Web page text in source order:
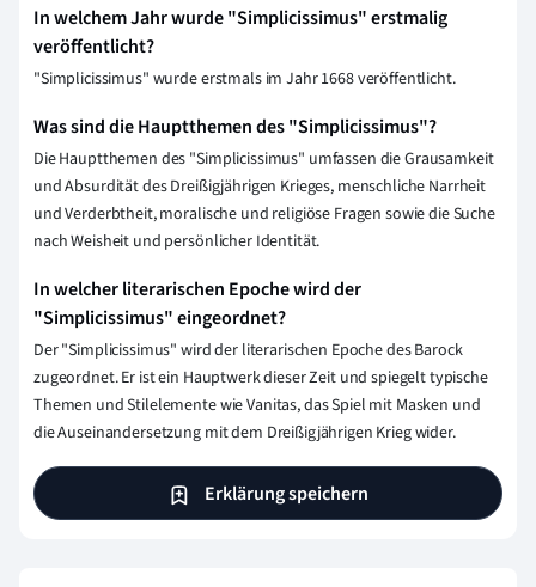
In welchem Jahr wurde "Simplicissimus" erstmalig
veröffentlicht?
"Simplicissimus" wurde erstmals im Jahr 1668 veröffentlicht.
Was sind die Hauptthemen des "Simplicissimus"?
Die Hauptthemen des "Simplicissimus" umfassen die Grausamkeit
und Absurdität des Dreißigjährigen Krieges, menschliche Narrheit
und Verderbtheit, moralische und religiöse Fragen sowie die Suche
nach Weisheit und persönlicher Identität.
In welcher literarischen Epoche wird der
"Simplicissimus" eingeordnet?
Der "Simplicissimus" wird der literarischen Epoche des Barock
zugeordnet. Er ist ein Hauptwerk dieser Zeit und spiegelt typische
Themen und Stilelemente wie Vanitas, das Spiel mit Masken und
die Auseinandersetzung mit dem Dreißigjährigen Krieg wider.
Erklärung speichern